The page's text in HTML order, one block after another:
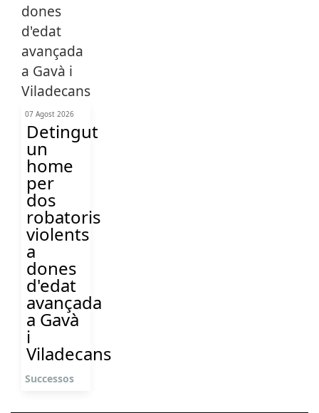
07 Agost 2026
Detingut
un
home
per
dos
robatoris
violents
a
dones
d'edat
avançada
a Gavà
i
Viladecans
Successos